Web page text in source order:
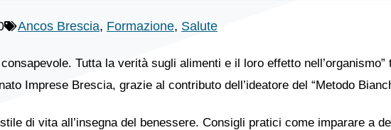
Ancos Brescia, Formazione, Salute
Tutta la verità sugli alimenti e il loro effetto
Imprese Brescia, grazie al contributo dell’ideatore del “Metodo
di vita all’insegna del benessere. Consigli pratici come imparare a